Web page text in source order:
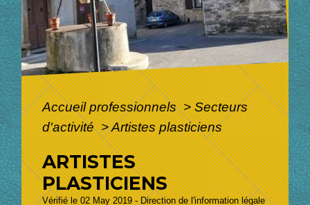
Accueil professionnels> Secteurs
d'activité>Artistes plasticiens
ARTISTES
PLASTICIENS
Vérifié le 02 May 2019 - Direction de l'information légale